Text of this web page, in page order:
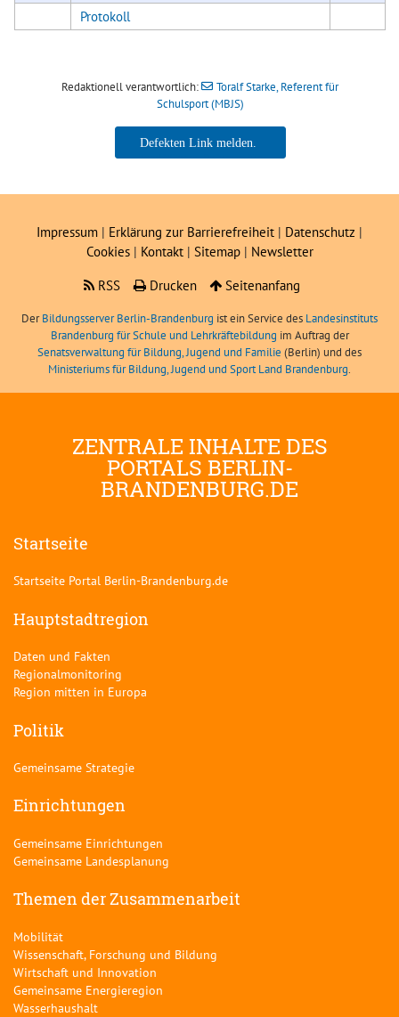
Protokoll
Redaktionell verantwortlich:
Toralf Starke, Referent für
Schulsport (MBJS)
Toralf Starke, Referent für
Impressum | Erklärung zur Barrierefreiheit | Datenschutz |
Cookies| Kontakt | Sitemap| Newsletter
RSS
Drucken Seitenanfang
DerBildungsserver Berlin-Brandenburg ist ein Service des Landesinstituts
Brandenburg für Schule und Lehrkräftebildung im Auftrag der
Senatsverwaltung für Bildung, Jugend und Familie (Berlin) und des
Ministeriums für Bildung, Jugend und Sport Land Brandenburg.
ZENTRALE INHALTE DES
PORTALS BERLIN-
BRANDENBURG.DE
Startseite
Startseite Portal Berlin-Brandenburg.de
Hauptstadtregion
Daten und Fakten
Regionalmonitoring
Region mitten in Europa
Politik
Gemeinsame Strategie
Einrichtungen
Gemeinsame Einrichtungen
Gemeinsame Landesplanung
Themen der Zusammenarbeit
Mobilität
Wissenschaft, Forschung und Bildung
Wirtschaft und Innovation
Gemeinsame Energieregion
Wasserhaushalt